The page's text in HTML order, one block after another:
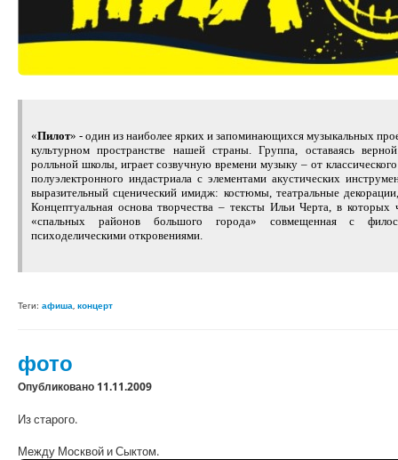
«Пилот» - один из наиболее ярких и запоминающихся музыкальных
культурном пространстве нашей страны. Группа, оставаясь
ролльной школы, играет созвучную времени музыку – от
полуэлектронного индастриала с элементами акустических
выразительный сценический имидж: костюмы, театральные
Концептуальная основа творчества – тексты Ильи Черта, в которых
«спальных районов большого города» совмещенная с
психоделическими откровениями.
Теги: афиша, концерт
фото
Опубликовано 11.11.2009
Из старого.
Между Москвой и Сыктом.